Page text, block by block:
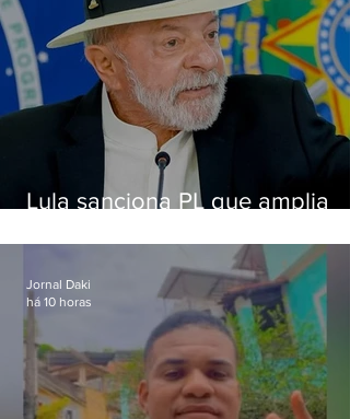
Lula sanciona PL que amplia
crianças
Jornal Daki
há 10 horas